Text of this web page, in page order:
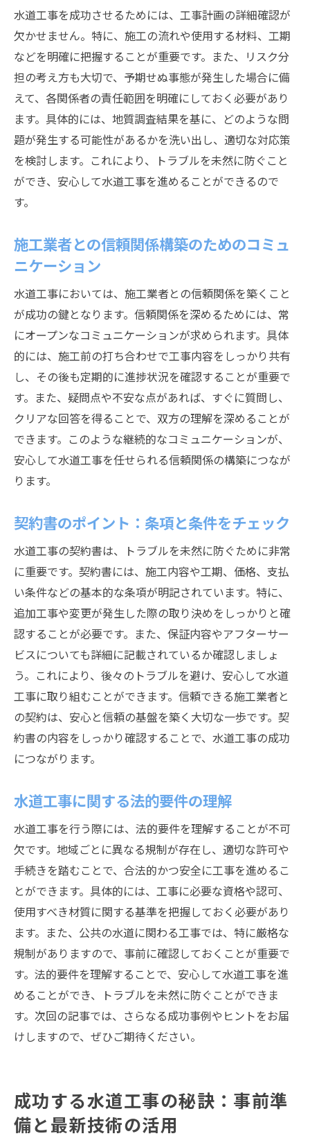
素材の品質が工事結果に与える影響
施工技術の熟練度とその重要性
地質条件とその対応策が決める工事の成否
施工スケジュールの管理とその効果
工事の監査と品質保証の役割
成功事例に学ぶ高品質工事の実現方法
過去の成功事例に学ぶ水道工事の最適な進め方
成功事例から学ぶ事前準備の重要性
事例が示す適切な施工手順の選び方
成功事例から得る品質向上のヒント
事例分析によるリスク管理の進化
事例から見る水道工事の長寿命化と効率化の実
現
長寿命化を支える最新技術の応用事例
効率化の鍵：施工手順の見直し方
素材選定がもたらす長寿命への影響
メンテナンスプランの立案とその実施法
事例に見る持続可能な工事計画の立て方
チ
法
定期点検の重要性とその実施方法
メンテナンス契約に含めるべきサービス内
容
予防保全がもたらす長期的な安心
施工業者とのメンテナンス契約の締結
メンテナンス履歴管理のすすめ
安心を確保するための緊急対応策
水道工事を成功させるためには、工事計画の詳細確認が
欠かせません。特に、施工の流れや使用する材料、工期
などを明確に把握することが重要です。また、リスク分
担の考え方も大切で、予期せぬ事態が発生した場合に備
えて、各関係者の責任範囲を明確にしておく必要があり
ます。具体的には、地質調査結果を基に、どのような問
題が発生する可能性があるかを洗い出し、適切な対応策
を検討します。これにより、トラブルを未然に防ぐこと
ができ、安心して水道工事を進めることができるので
す。
施工業者との信頼関係構築のためのコミュ
ニケーション
水道工事においては、施工業者との信頼関係を築くこと
が成功の鍵となります。信頼関係を深めるためには、常
にオープンなコミュニケーションが求められます。具体
的には、施工前の打ち合わせで工事内容をしっかり共有
し、その後も定期的に進捗状況を確認することが重要で
す。また、疑問点や不安な点があれば、すぐに質問し、
クリアな回答を得ることで、双方の理解を深めることが
できます。このような継続的なコミュニケーションが、
安心して水道工事を任せられる信頼関係の構築につなが
ります。
契約書のポイント：条項と条件をチェック
水道工事の契約書は、トラブルを未然に防ぐために非常
に重要です。契約書には、施工内容や工期、価格、支払
い条件などの基本的な条項が明記されています。特に、
追加工事や変更が発生した際の取り決めをしっかりと確
認することが必要です。また、保証内容やアフターサー
ビスについても詳細に記載されているか確認しましょ
う。これにより、後々のトラブルを避け、安心して水道
工事に取り組むことができます。信頼できる施工業者と
の契約は、安心と信頼の基盤を築く大切な一歩です。契
約書の内容をしっかり確認することで、水道工事の成功
につながります。
水道工事に関する法的要件の理解
水道工事を行う際には、法的要件を理解することが不可
欠です。地域ごとに異なる規制が存在し、適切な許可や
手続きを踏むことで、合法的かつ安全に工事を進めるこ
とができます。具体的には、工事に必要な資格や認可、
使用すべき材質に関する基準を把握しておく必要があり
ます。また、公共の水道に関わる工事では、特に厳格な
規制がありますので、事前に確認しておくことが重要で
す。法的要件を理解することで、安心して水道工事を進
めることができ、トラブルを未然に防ぐことができま
す。次回の記事では、さらなる成功事例やヒントをお届
けしますので、ぜひご期待ください。
成功する水道工事の秘訣：事前準
備と最新技術の活用